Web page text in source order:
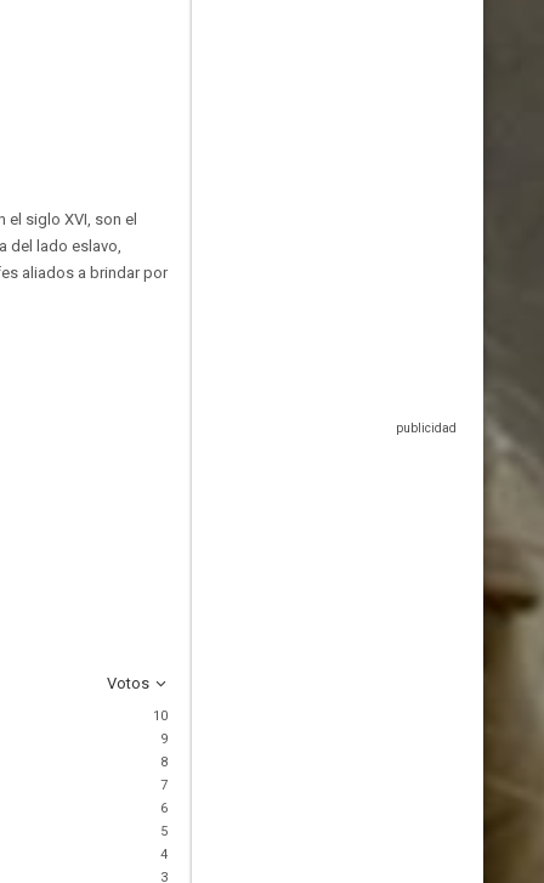
el siglo XVI, son el
del lado eslavo,
aliados a brindar por
Votos
10
9
8
7
6
5
4
3